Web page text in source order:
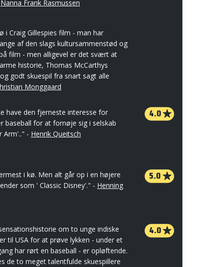
Nanna Frank Rasmussen
i Craig Gillespies film - man har
af den slags kultursammenstød og
film - men alligevel er det svært at
historie, Thomas McCarthys
godt skuespil fra snart sagt alle
Monggaard
have den fjerneste interesse for
baseball for at fornøje sig i selskab
Arm'.." - Henrik Queitsch
4.0
i kø. Men alt går op i en højere
som ' Classic Disney'." - Henning
5.0
om to unge indiske
til USA for at prøve lykken - under et
har rørt en baseball - er opløftende.
de to meget talentfulde skuespillere
4.0